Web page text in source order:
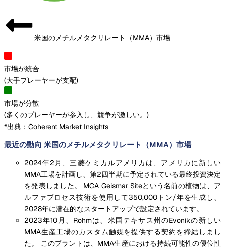
米国のメチルメタクリレート（MMA）市場
市場が統合
(大手プレーヤーが支配)
市場が分散
(多くのプレーヤーが参入し、競争が激しい。 )
*出典：Coherent Market Insights
最近の動向 米国のメチルメタクリレート（MMA）市場
2024年2月、三菱ケミカルアメリカは、アメリカに新しい
MMA工場を計画し、第2四半期に予定されている最終投資決定
を発表しました。 MCA Geismar Siteという名前の植物は、ア
ルファプロセス技術を使用して350,000トン/年を生成し、
2028年に潜在的なスタートアップで設定されています。
2023年10月、Rohmは、米国テキサス州のEvonikの新しい
MMA生産工場のカスタム触媒を提供する契約を締結しまし
た。 このプラントは、MMA生産における持続可能性の優位性